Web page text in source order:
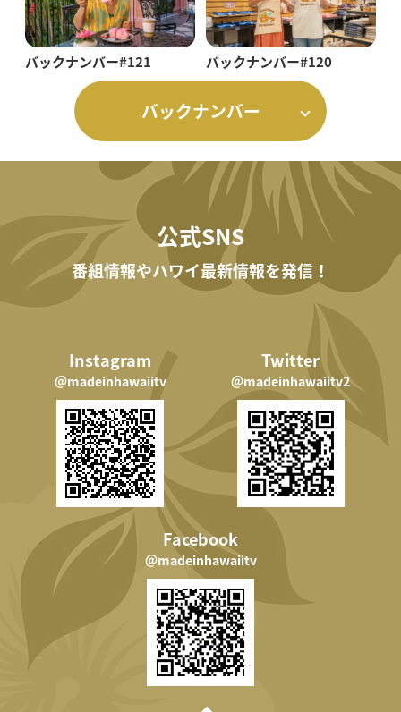
バックナンバー#121 バックナンバー#120
バックナンバー
公式SNS
番組情報やハワイ最新情報を発信！
Instagram
＠madeinhawaiitv
Twitter
＠madeinhawaiitv2
Facebook
＠madeinhawaiitv